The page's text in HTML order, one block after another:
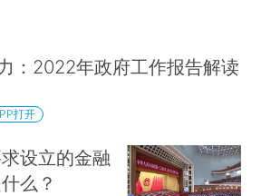
：2022年政府工作报告解读
打开
设立的金融
么？